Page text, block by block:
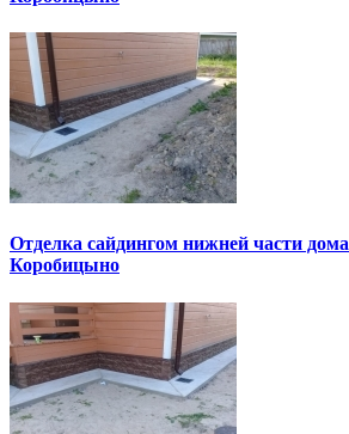
Отделка сайдингом нижней части
Коробицыно